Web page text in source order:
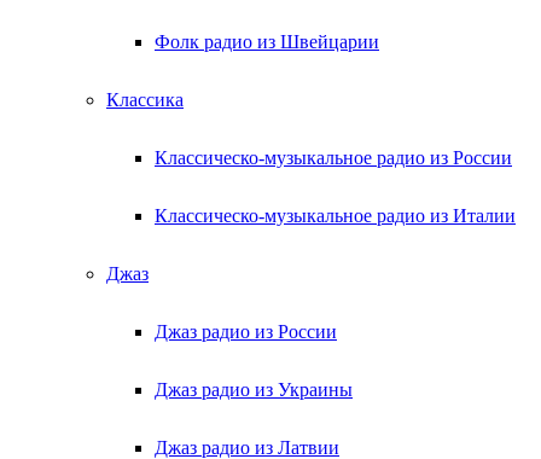
Фолк радио из Швейцарии
Классика
Классическо-музыкальное радио из России
Классическо-музыкальное радио из Италии
Джаз
Джаз радио из России
Джаз радио из Украины
Джаз радио из Латвии